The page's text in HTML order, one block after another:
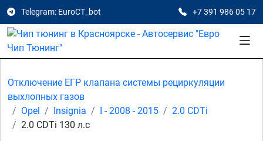
Telegram: EuroCT_bot +7 391 986 05 17
Отключение ЕГР клапана системы рециркуляции
выхлопных газов
Opel
Insignia I - 2008 - 2015
2.0 CDTi
2.0 CDTi 130 л.с